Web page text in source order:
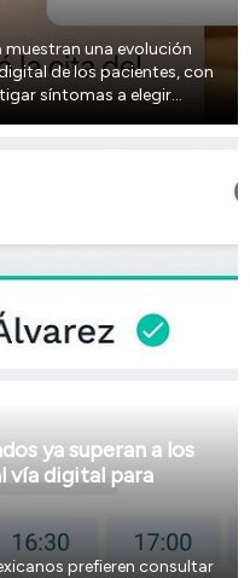
una evolución
de los pacientes, con
síntomas a elegir
ya superan a los
vía digital para
prefieren consultar